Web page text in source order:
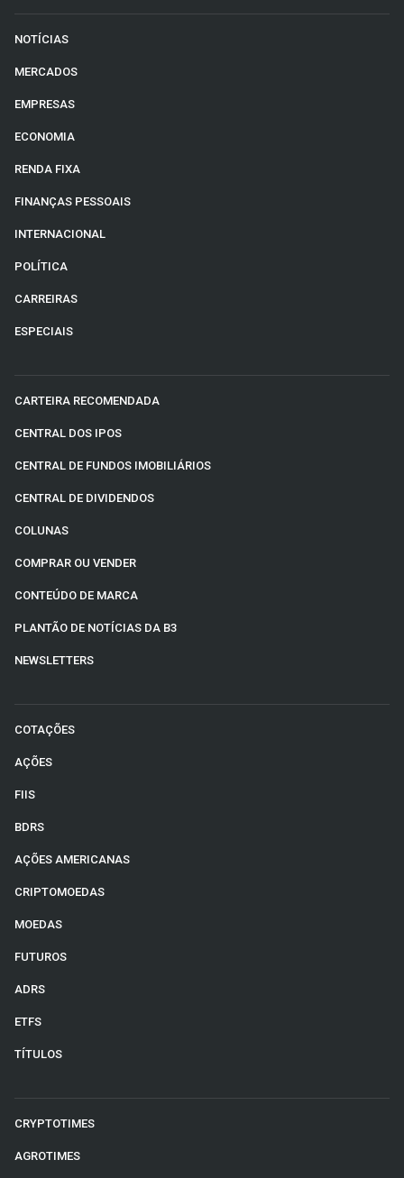
NOTÍCIAS
MERCADOS
EMPRESAS
ECONOMIA
RENDA FIXA
FINANÇAS PESSOAIS
INTERNACIONAL
POLÍTICA
CARREIRAS
ESPECIAIS
CARTEIRA RECOMENDADA
CENTRAL DOS IPOS
CENTRAL DE FUNDOS IMOBILIÁRIOS
CENTRAL DE DIVIDENDOS
COLUNAS
COMPRAR OU VENDER
CONTEÚDO DE MARCA
PLANTÃO DE NOTÍCIAS DA B3
NEWSLETTERS
COTAÇÕES
AÇÕES
FIIS
BDRS
AÇÕES AMERICANAS
CRIPTOMOEDAS
MOEDAS
FUTUROS
ADRS
ETFS
TÍTULOS
CRYPTOTIMES
AGROTIMES